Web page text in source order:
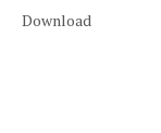
Download